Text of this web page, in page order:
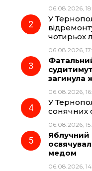
o
k
06.08.2026,
У
чотирьох
06.08.2026,
загинула
06.08.2026,
У
сонячних
06.08.2026,
Яблучний
медом
06.08.2026,